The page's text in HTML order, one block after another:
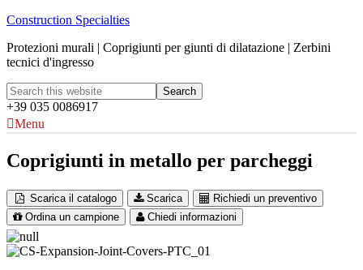
Construction Specialties
Protezioni murali | Coprigiunti per giunti di dilatazione | Zerbini
tecnici d'ingresso
+39 035 0086917
Menu
Coprigiunti in metallo per parcheggi
Scarica il catalogo Scarica
Richiedi un preventivo
Ordina un campione
Chiedi informazioni